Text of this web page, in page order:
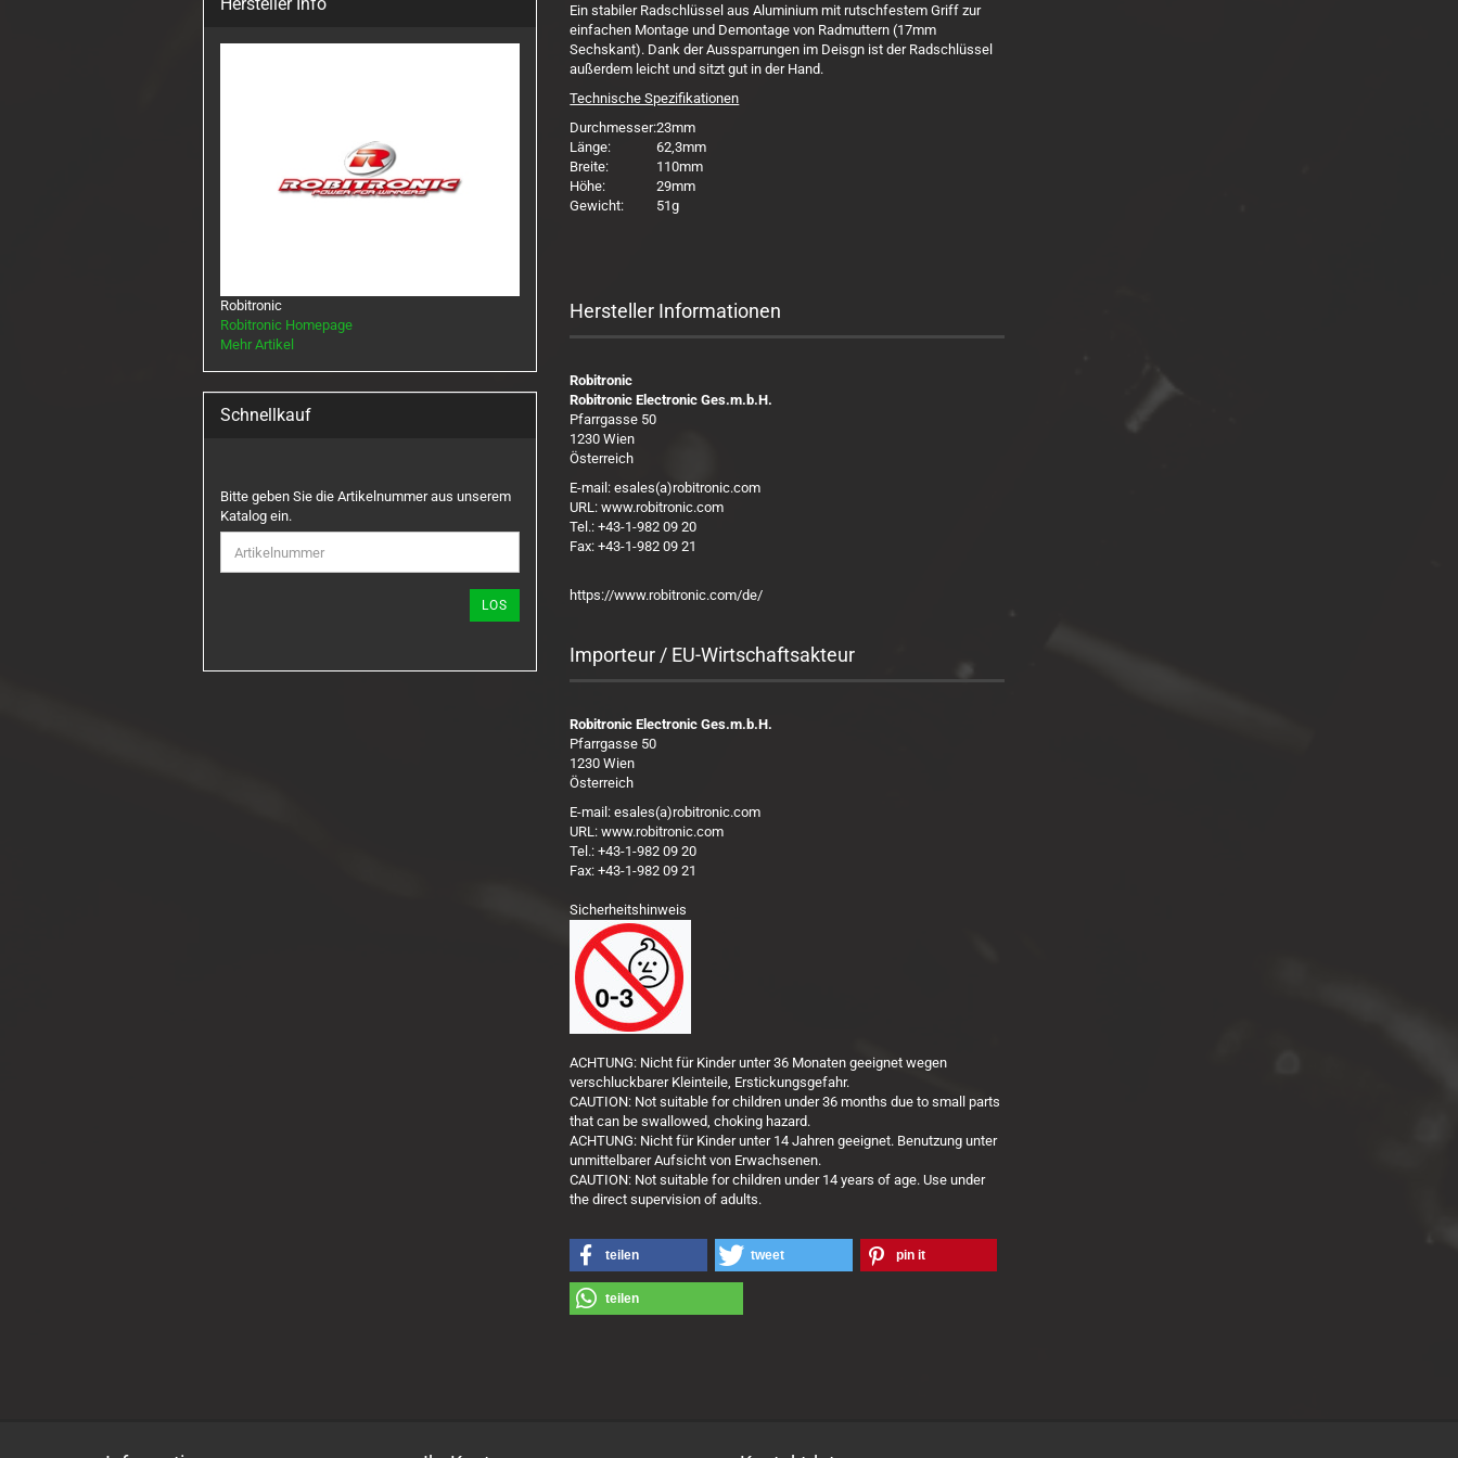
Ein stabiler Radschlüssel aus Aluminium mit rutschfestem Griff zur
einfachen Montage und Demontage von Radmuttern (17mm
Sechskant). Dank der Aussparrungen im Deisgn ist der Radschlüssel
außerdem leicht und sitzt gut in der Hand.
Technische Spezifikationen
Durchmesser:23mm
Länge:
62,3mm
Breite:
110mm
Höhe:
29mm
Gewicht:
51g
Hersteller Informationen
Robitronic
Robitronic Electronic Ges.m.b.H.
Pfarrgasse 50
1230 Wien
Österreich
E-mail: esales(a)robitronic.com
URL: www.robitronic.com
Tel.: +43-1-982 09 20
Fax: +43-1-982 09 21
https://www.robitronic.com/de/
Importeur / EU-Wirtschaftsakteur
Robitronic Electronic Ges.m.b.H.
Pfarrgasse 50
1230 Wien
Österreich
E-mail: esales(a)robitronic.com
URL: www.robitronic.com
Tel.: +43-1-982 09 20
Fax: +43-1-982 09 21
Sicherheitshinweis
ACHTUNG: Nicht für Kinder unter 36 Monaten geeignet wegen
verschluckbarer Kleinteile, Erstickungsgefahr.
CAUTION: Not suitable for children under 36 months due to small parts
that can be swallowed, choking hazard.
ACHTUNG: Nicht für Kinder unter 14 Jahren geeignet. Benutzung unter
unmittelbarer Aufsicht von Erwachsenen.
CAUTION: Not suitable for children under 14 years of age. Use under
the direct supervision of adults.
teilen tweet pin it
teilen
Robitronic
Robitronic Homepage
Mehr Artikel
Schnellkauf
BITTE
GEBEN
SIE
DIE
ARTIKELNUMMER
Bitte geben Sie die Artikelnummer aus unserem
Katalog ein.
LOS